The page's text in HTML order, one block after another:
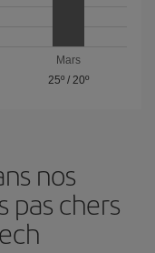
Mars
25º /20º
nos
pas chers